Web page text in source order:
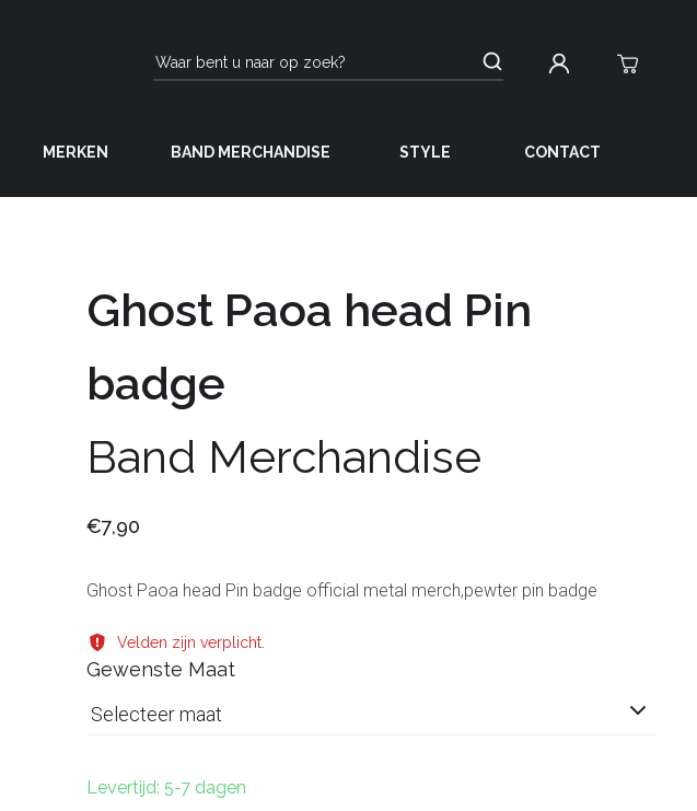
MERKEN BAND MERCHANDISE STYLE CONTACT
Ghost Paoa head Pin
badge
Band Merchandise
€7,90
Ghost Paoa head Pin badge official metal merch,pewter pin badge
Velden zijn verplicht.
Gewenste Maat
Selecteer maat
Levertijd: 5-7 dagen